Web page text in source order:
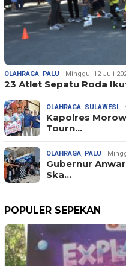
OLAHRAGA, PALU Minggu, 12 Juli
23 Atlet Sepatu Roda
OLAHRAGA, SULAWESI
Kapolres
Tourn…
OLAHRAGA, PALU
Gubernur
Ska…
POPULER SEPEKAN